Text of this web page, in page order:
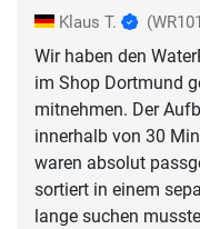
Klaus T.
Wir haben den
im Shop Dortmund
mitnehmen. Der
innerhalb von 30
waren absolut
sortiert in einem
lange suchen